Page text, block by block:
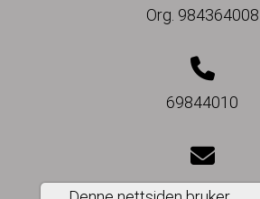
Org. 984364008
69844010
post@dekksjekk.no